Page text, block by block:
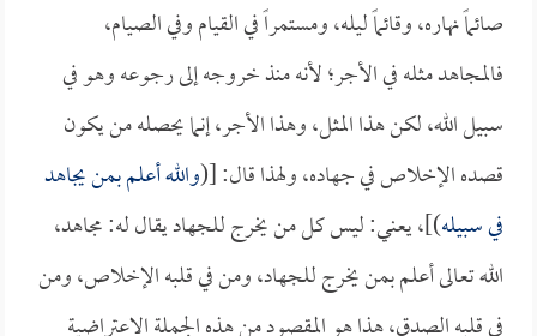
صائماً نهاره، وقائماً ليله، ومستمراً في القيام وفي الصيام،
فالمجاهد مثله في الأجر؛ لأنه منذ خروجه إلى رجوعه وهو في
سبيل الله، لكن هذا المثل، وهذا الأجر، إنما يحصله من يكون
قصده الإخلاص في جهاده، ولهذا قال: [(والله أعلم بمن يجاهد
في سبيله)]، يعني: ليس كل من يخرج للجهاد يقال له: مجاهد،
الله تعالى أعلم بمن يخرج للجهاد، ومن في قلبه الإخلاص، ومن